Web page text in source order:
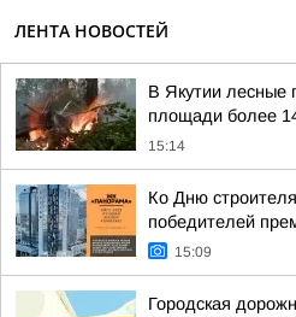
ЛЕНТА НОВОСТЕЙ
В Якутии лесные
площади более
15:14
Ко Дню
победителей
15:09
Городская